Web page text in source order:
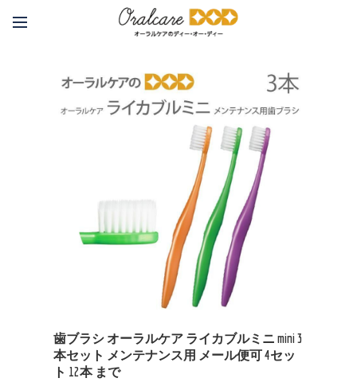
歯ブラシ オーラルケア ライカブルミニ mini 3
本セット メンテナンス用 メール便可 4セッ
ト 12本 まで